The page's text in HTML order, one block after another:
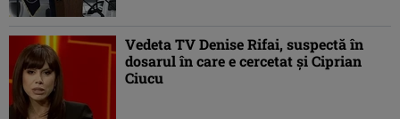
Vedeta TV Denise Rifai, suspectă în
dosarul în care e cercetat și Ciprian
Ciucu